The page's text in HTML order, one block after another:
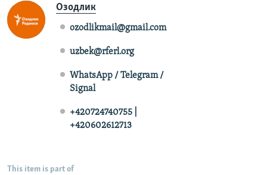
Озодлик
ozodlikmail@gmail.com
uzbek@rferl.org
WhatsApp / Telegram /
Signal
+420724740755 |
+420602612713
This item is part of